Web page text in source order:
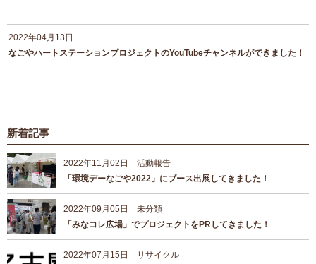
2022年04月13日
なごやハートステーションプロジェクトのYouTubeチャンネルができました！
新着記事
2022年11月02日
活動報告
「環境デーなごや2022」にブース出展してきました！
2022年09月05日
未分類
「みなコレ広場」でプロジェクトをPRしてきました！
2022年07月15日
リサイクル